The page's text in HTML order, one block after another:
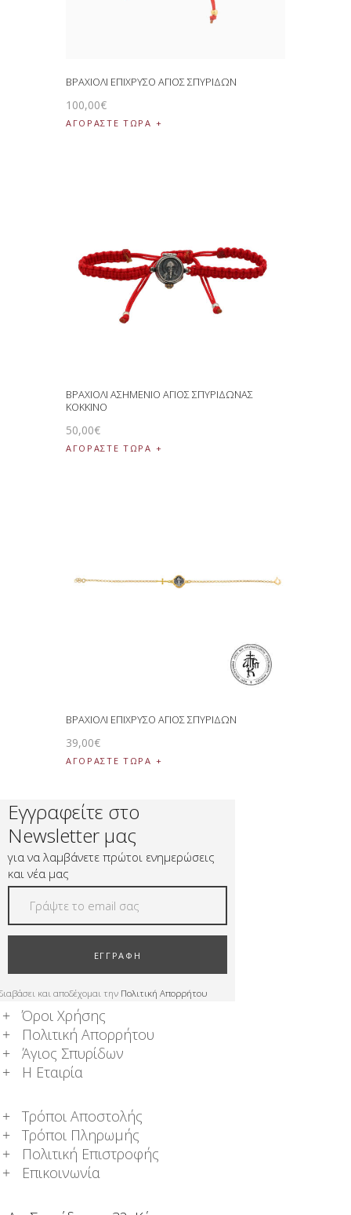
ΒΡΑΧΙΟΛΙ ΕΠΙΧΡΥΣΟ ΑΓΙΟΣ ΣΠΥΡΙΔΩΝ
100,00€
ΑΓΟΡΑΣΤΕ ΤΩΡΑ
ΒΡΑΧΙΟΛΙ ΑΣΗΜΕΝΙΟ ΑΓΙΟΣ ΣΠΥΡΙΔΩΝΑΣ
ΚΟΚΚΙΝΟ
50,00€
ΑΓΟΡΑΣΤΕ ΤΩΡΑ
ΒΡΑΧΙΟΛΙ ΕΠΙΧΡΥΣΟ ΑΓΙΟΣ ΣΠΥΡΙΔΩΝ
39,00€
ΑΓΟΡΑΣΤΕ ΤΩΡΑ
Εγγραφείτε στο
Newsletter μας
για να λαμβάνετε πρώτοι ενημερώσεις
και νέα μας
ΕΓΓΡΑΦΗ
και αποδέχομαι την Πολιτική Απορρήτου
Όροι Χρήσης
Πολιτική Απορρήτου
Άγιος Σπυρίδων
Η Εταιρία
Τρόποι Αποστολής
Τρόποι Πληρωμής
Πολιτική Επιστροφής
Επικοινωνία